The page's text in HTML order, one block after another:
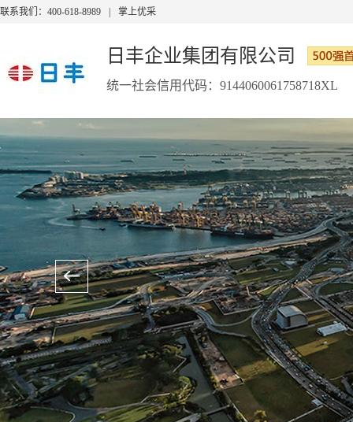
联系我们：400-618-8989 掌上优采
日丰企业集团有限公司
统一社会信用代码：9144060061758718XL